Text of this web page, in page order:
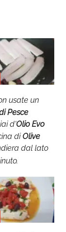
usate un
Pesce
d'Olio Evo
diOlive
dal lato